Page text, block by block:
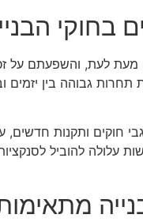
בחוקי
לעת, והשפעתם על
גבוהה בין יזמים
חוקים ותקנות
עלולה להוביל